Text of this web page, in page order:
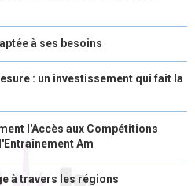
à ses besoins
: un investissement qui fait la
l'Accès aux Compétitions
Am
à travers les régions